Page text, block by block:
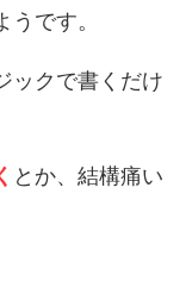
です。
ックで書くだけ
とか、結構痛い